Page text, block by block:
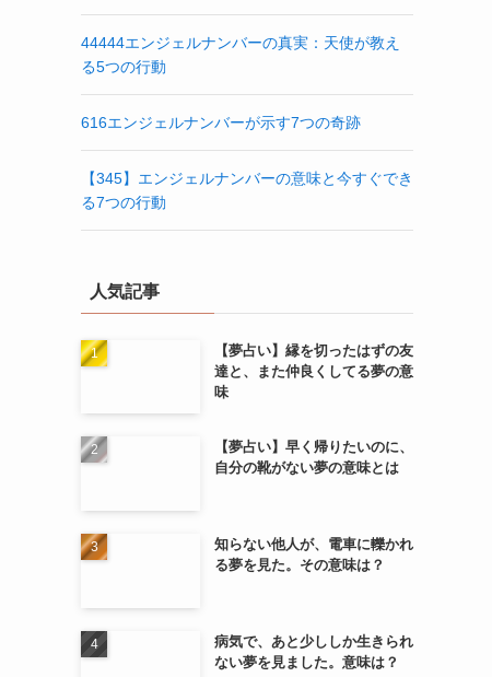
44444エンジェルナンバーの真実：天使が教え
る5つの行動
616エンジェルナンバーが示す7つの奇跡
【345】エンジェルナンバーの意味と今すぐでき
る7つの行動
人気記事
【夢占い】縁を切ったはずの友
達と、また仲良くしてる夢の意
味
【夢占い】早く帰りたいのに、
自分の靴がない夢の意味とは
知らない他人が、電車に轢かれ
る夢を見た。その意味は？
病気で、あと少ししか生きられ
ない夢を見ました。意味は？